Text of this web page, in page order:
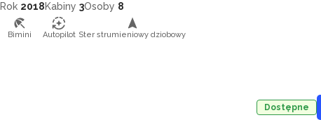
Rok 2018Kabiny 3Osoby 8
Bimini Autopilot Ster strumieniowy dziobowy
Dostępne